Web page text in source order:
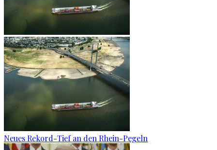
Neues Rekord-Tief an den Rhein-Pegeln